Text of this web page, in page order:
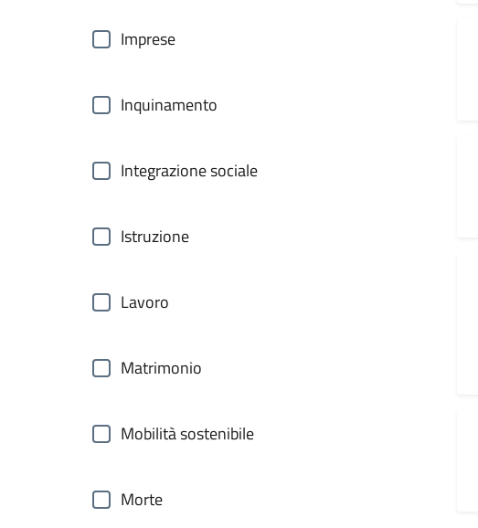
Imprese
Inquinamento
Integrazione sociale
Istruzione
Lavoro
Matrimonio
Mobilità sostenibile
Morte